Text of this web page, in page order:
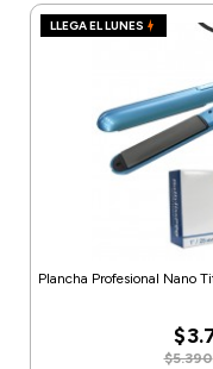
LLEGA EL LUNES
Plancha Profesional Nano
$5.390